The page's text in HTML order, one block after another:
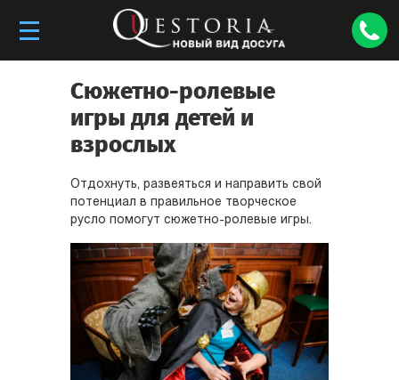
Сюжетно-ролевые
игры для детей и
взрослых
Отдохнуть, развеяться и направить свой
потенциал в правильное творческое
русло помогут сюжетно-ролевые игры.